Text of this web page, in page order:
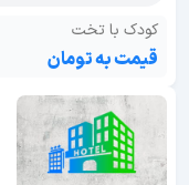
کودک با تخت
قیمت به تومان